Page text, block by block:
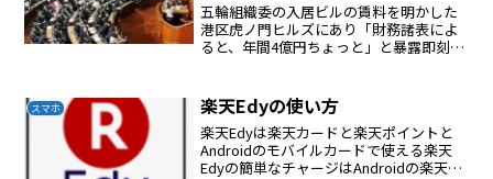
五輪組織委の入居ビルの賃料を明かした
港区虎ノ門ヒルズにあり「財務諸表によ
ると、年間4億円ちょっと」と暴露即刻、
スマホ 楽天Edyの使い方
楽天Edyは楽天カードと楽天ポイントと
Androidのモバイルカードで使える楽天
Edyの簡単なチャージはAndroidの楽天